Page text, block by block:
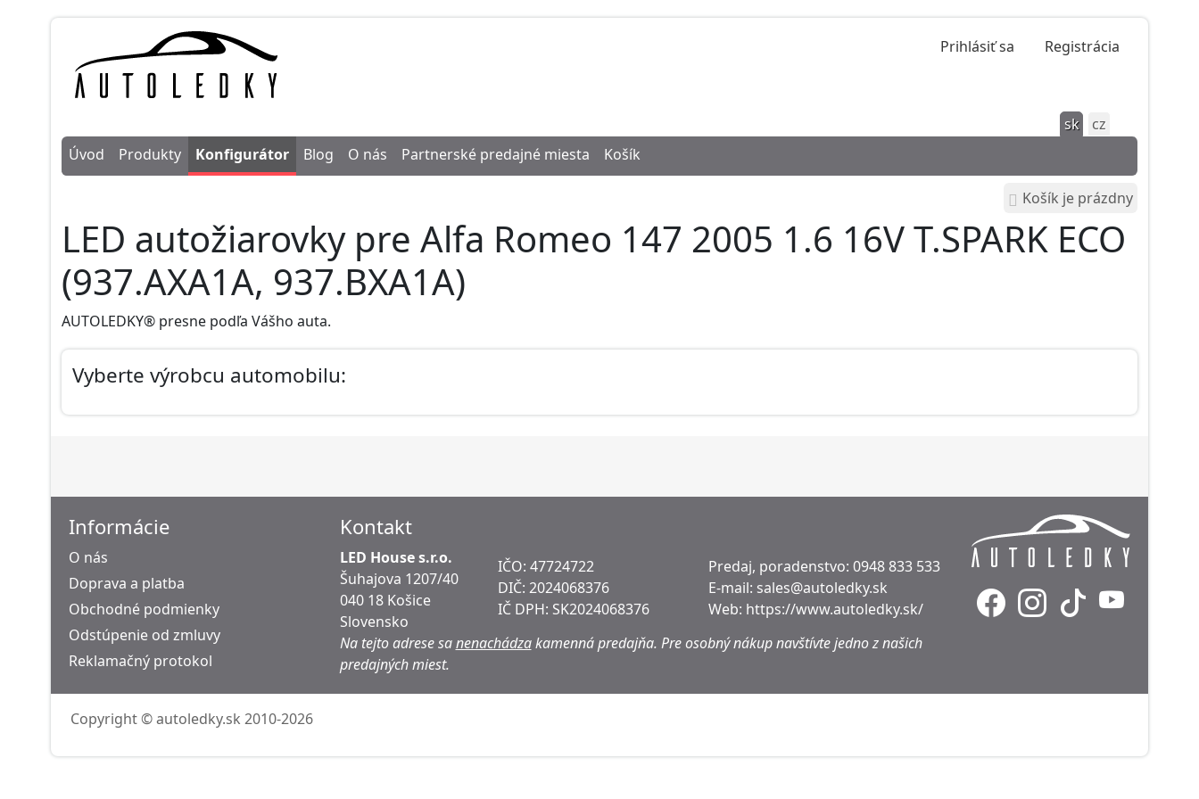
Prihlásiť sa Registrácia
sk
cz
Úvod
Produkty Konfigurátor Blog O nás Partnerské predajné miesta Košík
Košík je prázdny
LED autožiarovky pre Alfa Romeo 147 2005 1.6 16V T.SPARK ECO
(937.AXA1A, 937.BXA1A)
AUTOLEDKY® presne podľa Vášho auta.
Vyberte výrobcu automobilu:
Informácie
O nás
Doprava a platba
Obchodné podmienky
Odstúpenie od zmluvy
Reklamačný protokol
Kontakt
LED House s.r.o.
Šuhajova 1207/40
040 18 Košice
Slovensko
IČO: 47724722
DIČ: 2024068376
IČ DPH: SK2024068376
Predaj, poradenstvo: 0948 833 533
E-mail: sales@autoledky.sk
Web: https://www.autoledky.sk/
Na tejto adrese sanenachádzakamenná predajňa. Pre osobný nákup navštívte jedno z našich
predajných miest.
Copyright © autoledky.sk 2010-2026